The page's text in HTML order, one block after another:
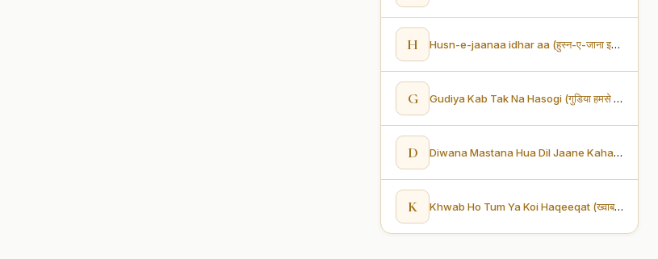
H Husn-e-jaanaa idhar aa (हुस्न-ए-जाना इधर आ)
G Gudiya Kab Tak Na Hasogi (गुडिया हमसे रूठी रहोगी कब तक)
D Diwana Mastana Hua Dil Jaane Kahaan Hoke Bahaar Aai (दीवाना मस्ताना हुआ दिल, जाने कहाँ होके बहार आई)
K Khwab Ho Tum Ya Koi Haqeeqat (ख्वाब हो तुम या कोई हकीकत)